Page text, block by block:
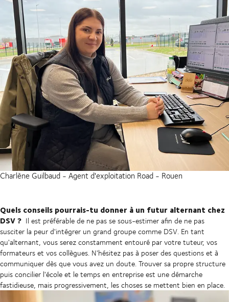
Charlène Guilbaud - Agent d'exploitation Road - Rouen
Quels conseils pourrais-tu donner à un futur alternant chez
DSV ? Il est préférable de ne pas se sous-estimer afin de ne pas
susciter la peur d'intégrer un grand groupe comme DSV. En tant
qu'alternant, vous serez constamment entouré par votre tuteur, vos
formateurs et vos collègues. N'hésitez pas à poser des questions et à
communiquer dès que vous avez un doute. Trouver sa propre structure
puis concilier l'école et le temps en entreprise est une démarche
fastidieuse, mais progressivement, les choses se mettent bien en place.